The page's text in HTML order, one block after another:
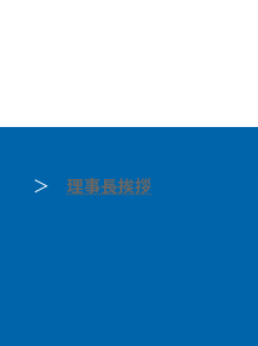
＞理事長挨拶